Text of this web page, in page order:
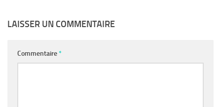
LAISSER UN COMMENTAIRE
Commentaire*